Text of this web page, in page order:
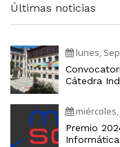
Últimas noticias
lunes,
Cátedra
miércoles,
Premio
Informática